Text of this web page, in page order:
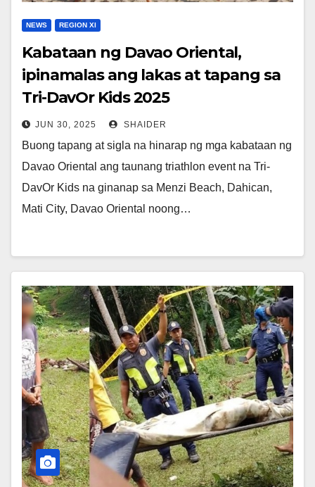
NEWS REGION XI
Kabataan ng Davao Oriental,
ipinamalas ang lakas at tapang sa
Tri-DavOr Kids 2025
JUN 30, 2025 SHAIDER
Buong tapang at sigla na hinarap ng mga kabataan ng
Davao Oriental ang taunang triathlon event na Tri-
DavOr Kids na ginanap sa Menzi Beach, Dahican,
Mati City, Davao Oriental noong…